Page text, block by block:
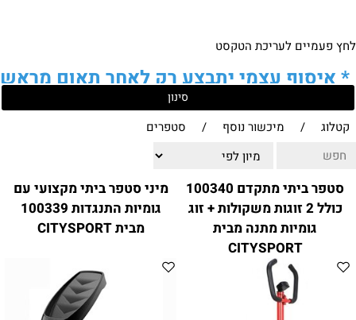
לחץ פעמיים לעריכת הטקסט
*איסוף עצמי יתבצע רק לאחר תאום מראש
של הלקוח מול נציגנו!
לבירור נוסף ניתן ליצור עמנו קשר:
ווטצאפ הודעות בלבד ):
מענה טלפוני: 04-8411075
,
04-8411010
בין השעות 9:00-17:00
לחיצת כפתור"צור קשר"
דוא"ל:citysport1@013.net
citysport2@013.net
סינון
קטלוג / מיכשור נוסף / סטפרים
סטפר ביתי מתקדם 100340
כולל 2 זוגות משקולות + זוג
גומיות מתנה מבית
CITYSPORT
מיני סטפר ביתי מקצועי עם
גומיות התנגדות 100339
מבית CITYSPORT